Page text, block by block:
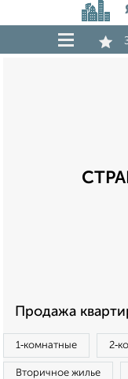
Продажа
1‑комнатные
Вторичное жилье